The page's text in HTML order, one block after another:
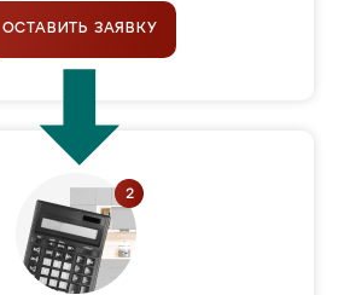
ОСТАВИТЬ ЗАЯВКУ